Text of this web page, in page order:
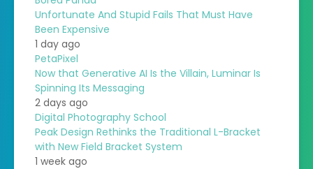
Unfortunate And Stupid Fails That Must Have
Been Expensive
1 day ago
PetaPixel
Now that Generative AI Is the Villain, Luminar Is
Spinning Its Messaging
2 days ago
Digital Photography School
Peak Design Rethinks the Traditional L-Bracket
with New Field Bracket System
1 week ago